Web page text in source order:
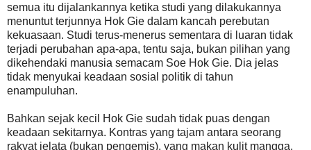
semua itu dijalankannya ketika studi yang dilakukannya
menuntut terjunnya Hok Gie dalam kancah perebutan
kekuasaan. Studi terus-menerus sementara di luaran tidak
terjadi perubahan apa-apa, tentu saja, bukan pilihan yang
dikehendaki manusia semacam Soe Hok Gie. Dia jelas
tidak menyukai keadaan sosial politik di tahun
enampuluhan.
Bahkan sejak kecil Hok Gie sudah tidak puas dengan
keadaan sekitarnya. Kontras yang tajam antara seorang
rakyat jelata (bukan pengemis), yang makan kulit mangga,